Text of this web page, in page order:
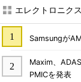
エレクトロニク
Samsungが
Maxim、
PMICを発表